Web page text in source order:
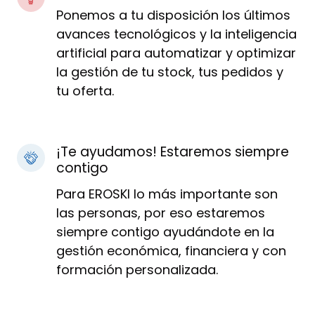
Ponemos a tu disposición los últimos
avances tecnológicos y la inteligencia
artificial para automatizar y optimizar
la gestión de tu stock, tus pedidos y
tu oferta.
¡Te ayudamos! Estaremos siempre
contigo
Para EROSKI lo más importante son
las personas, por eso estaremos
siempre contigo ayudándote en la
gestión económica, financiera y con
formación personalizada.